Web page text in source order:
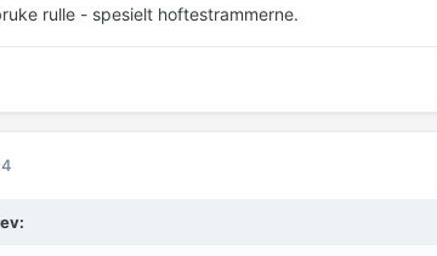
rulle - spesielt hoftestrammerne.